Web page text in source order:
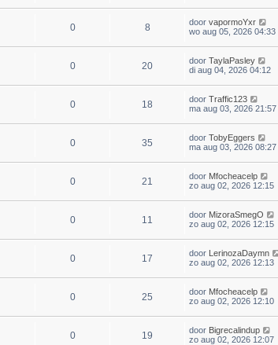
0 8 door vapormoYxr
wo aug 05, 2026 04:33
0 20 door TaylaPasley
di aug 04, 2026 04:12
0 18 door Traffic123
ma aug 03, 2026 21:57
0 35 door TobyEggers
ma aug 03, 2026 08:27
0 21 door Mfocheacelp
zo aug 02, 2026 12:15
0 11 door MizoraSmegO
zo aug 02, 2026 12:15
0 17 door LerinozaDaymn
zo aug 02, 2026 12:13
0 25 door Mfocheacelp
zo aug 02, 2026 12:10
0 19 door Bigrecalindup
zo aug 02, 2026 12:07